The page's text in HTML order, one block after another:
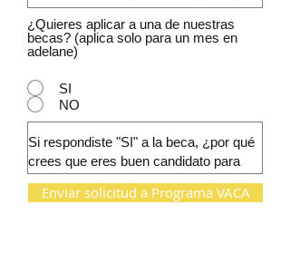
¿Quieres aplicar a una de nuestras
becas? (aplica solo para un mes en
adelane)
SI
NO
Enviar solicitud a Programa VACA